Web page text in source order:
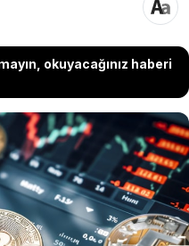
okuyacağınız haberi
bin doların altına inerek
seviyelerini test etmesinin
geçti. ETF'lere para
ve büyük yatırımcıların